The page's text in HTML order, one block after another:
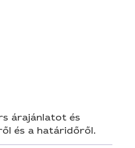
árajánlatot és
és a határidőről.